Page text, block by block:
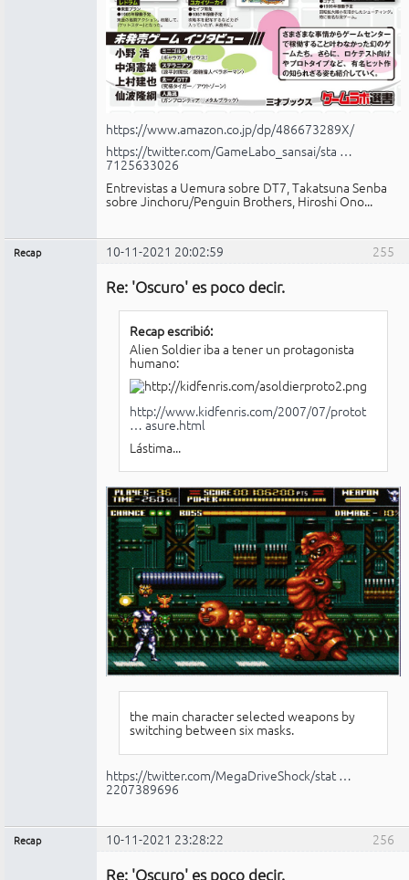
https://www.amazon.co.jp/dp/486673289X/
https://twitter.com/GameLabo_sansai/sta …
7125633026
Entrevistas a Uemura sobre DT7, Takatsuna Senba
sobre Jinchoru/Penguin Brothers, Hiroshi Ono...
255
Recap 10-11-2021 20:02:59
Re: 'Oscuro' es poco decir.
Recap escribió:
Alien Soldier iba a tener un protagonista
humano:
http://www.kidfenris.com/2007/07/protot
… asure.html
Lástima...
the main character selected weapons by
switching between six masks.
https://twitter.com/MegaDriveShock/stat …
2207389696
256
Recap 10-11-2021 23:28:22
Re: 'Oscuro' es poco decir.